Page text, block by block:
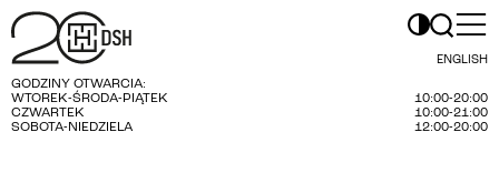
ENGLISH
GODZINY OTWARCIA:
WTOREK-ŚRODA-PIĄTEK
10:00-20:00
CZWARTEK
10:00-21:00
SOBOTA-NIEDZIELA
12:00-20:00